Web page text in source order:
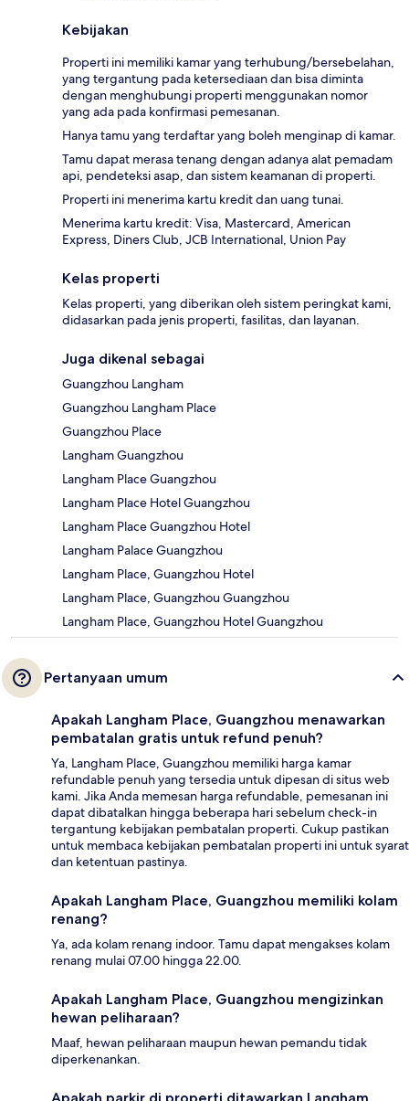
Kebijakan
Properti ini memiliki kamar yang terhubung/bersebelahan,
yang tergantung pada ketersediaan dan bisa diminta
dengan menghubungi properti menggunakan nomor
yang ada pada konfirmasi pemesanan.
Hanya tamu yang terdaftar yang boleh menginap di kamar.
Tamu dapat merasa tenang dengan adanya alat pemadam
api, pendeteksi asap, dan sistem keamanan di properti.
Properti ini menerima kartu kredit dan uang tunai.
Menerima kartu kredit: Visa, Mastercard, American
Express, Diners Club, JCB International, Union Pay
Kelas properti
Kelas properti, yang diberikan oleh sistem peringkat kami,
didasarkan pada jenis properti, fasilitas, dan layanan.
Juga dikenal sebagai
Guangzhou Langham
Guangzhou Langham Place
Guangzhou Place
Langham Guangzhou
Langham Place Guangzhou
Langham Place Hotel Guangzhou
Langham Place Guangzhou Hotel
Langham Palace Guangzhou
Langham Place, Guangzhou Hotel
Langham Place, Guangzhou Guangzhou
Langham Place, Guangzhou Hotel Guangzhou
Pertanyaan umum
Apakah Langham Place, Guangzhou menawarkan
pembatalan gratis untuk refund penuh?
Ya, Langham Place, Guangzhou memiliki harga kamar
refundable penuh yang tersedia untuk dipesan di situs web
kami. Jika Anda memesan harga refundable, pemesanan ini
dapat dibatalkan hingga beberapa hari sebelum check-in
tergantung kebijakan pembatalan properti. Cukup pastikan
untuk membaca kebijakan pembatalan properti ini untuk syarat
dan ketentuan pastinya.
Apakah Langham Place, Guangzhou memiliki kolam
renang?
Ya, ada kolam renang indoor. Tamu dapat mengakses kolam
renang mulai 07.00 hingga 22.00.
Apakah Langham Place, Guangzhou mengizinkan
hewan peliharaan?
Maaf, hewan peliharaan maupun hewan pemandu tidak
diperkenankan.